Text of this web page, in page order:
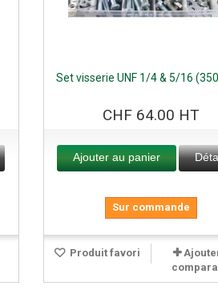
Set visserie UNF 1/4 & 5/16
CHF 64.00 HT
Ajouter au panier
Sur commande
Produit favori